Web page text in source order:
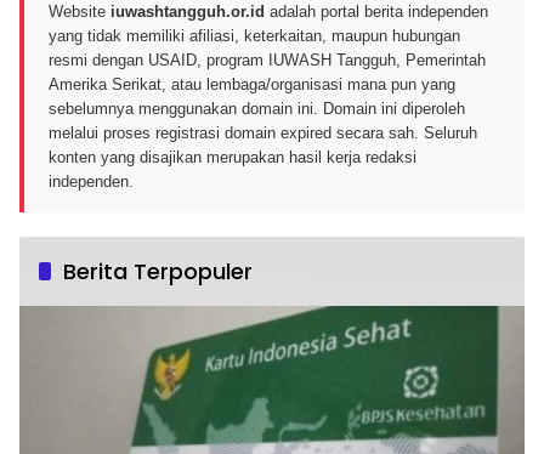
Website iuwashtangguh.or.id adalah portal berita independen
yang tidak memiliki afiliasi, keterkaitan, maupun hubungan
resmi dengan USAID, program IUWASH Tangguh, Pemerintah
Amerika Serikat, atau lembaga/organisasi mana pun yang
sebelumnya menggunakan domain ini. Domain ini diperoleh
melalui proses registrasi domain expired secara sah. Seluruh
konten yang disajikan merupakan hasil kerja redaksi
independen.
Berita Terpopuler